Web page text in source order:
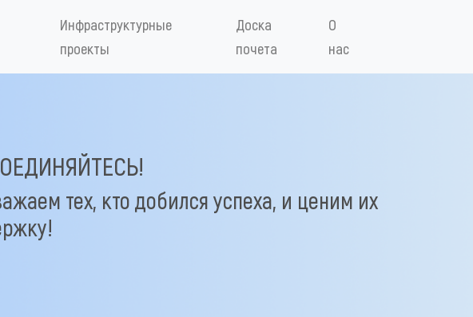
Инфраструктурные
проекты
Доска
почета
О
нас
тех, кто добился успеха, и ценим их